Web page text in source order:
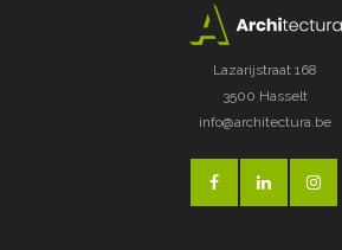
Lazarijstraat 168
3500 Hasselt
info@architectura.be